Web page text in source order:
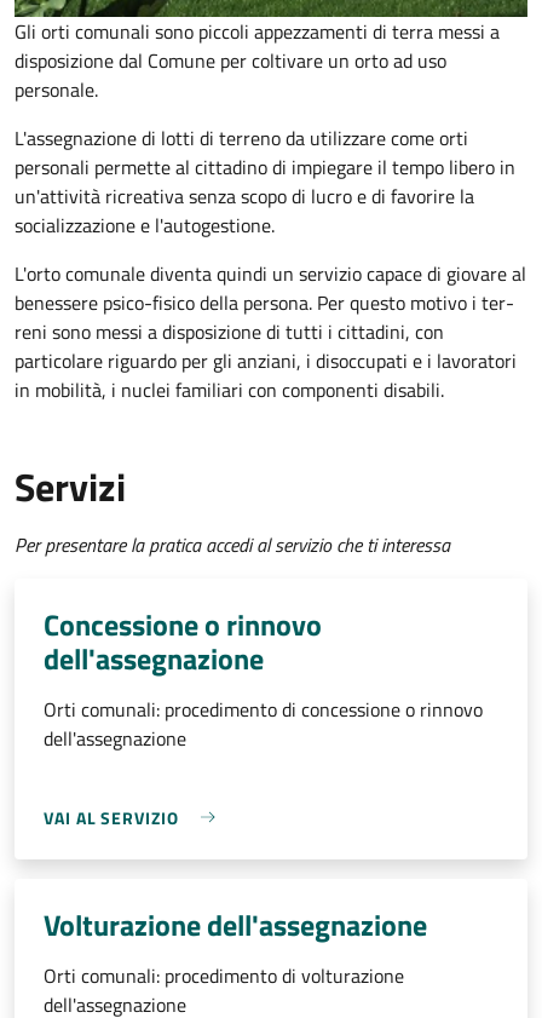
Gli orti comunali sono piccoli appezzamenti di terra messi a
disposizione dal Comune per coltivare un orto ad uso
personale.
L'assegnazione di lotti di terreno da utilizzare come orti
personali permette al cittadino di impiegare il tempo libero in
un'attività ricreativa senza scopo di lucro e di favorire la
socializzazione e l'autogestione.
L'orto comunale diventa quindi un servizio capace di giovare al
benessere psico-fisico della persona. Per questo motivo i ter­
reni sono messi a disposizione di tutti i cittadini, con
particolare riguardo per gli anziani, i disoccupati e i lavoratori
in mobilità, i nuclei familiari con componenti disabili.
Servizi
Per presentare la pratica accedi al servizio che ti interessa
Concessione o rinnovo
dell'assegnazione
Orti comunali: procedimento di concessione o rinnovo
dell'assegnazione
VAI AL SERVIZIO
Volturazione dell'assegnazione
Orti comunali: procedimento di volturazione
dell'assegnazione